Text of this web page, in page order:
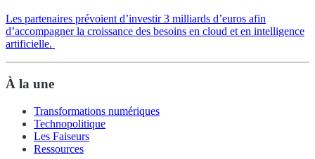
Les partenaires prévoient d’investir 3 milliards d’euros afin
d’accompagner la croissance des besoins en cloud et en intelligence
artificielle.
À la une
Transformations numériques
Technopolitique
Les Faiseurs
Ressources